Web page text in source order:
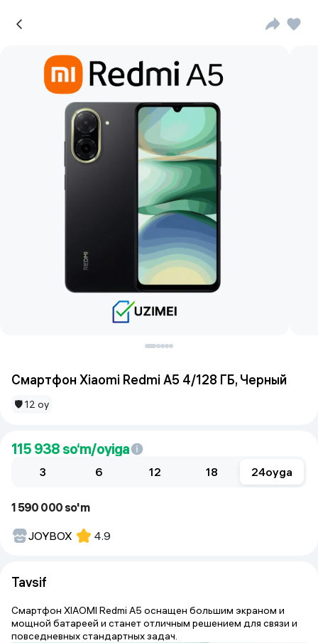
Смартфон Xiaomi Redmi A5 4/128 ГБ, Черный
🛡 12 oy
115 938 so‘m/oyiga
3 6 12 18 24oyga
1 590 000 so'm
JOYBOX
4.9
Tavsif
Смартфон XIAOMI Redmi A5 оснащен большим экраном и
мощной батареей и станет отличным решением для связи и
повседневных стандартных задач.